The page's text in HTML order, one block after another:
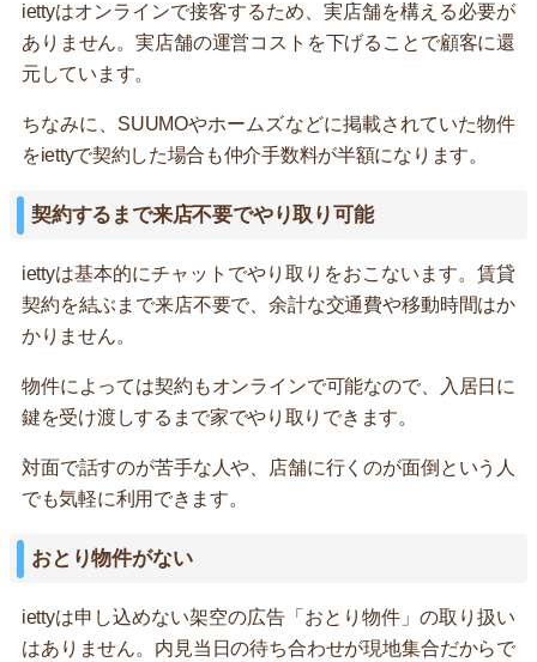
iettyはオンラインで接客するため、実店舗を構える必要が
ありません。実店舗の運営コストを下げることで顧客に還
元しています。
ちなみに、SUUMOやホームズなどに掲載されていた物件
をiettyで契約した場合も仲介手数料が半額になります。
契約するまで来店不要でやり取り可能
iettyは基本的にチャットでやり取りをおこないます。賃貸
契約を結ぶまで来店不要で、余計な交通費や移動時間はか
かりません。
物件によっては契約もオンラインで可能なので、入居日に
鍵を受け渡しするまで家でやり取りできます。
対面で話すのが苦手な人や、店舗に行くのが面倒という人
でも気軽に利用できます。
おとり物件がない
iettyは申し込めない架空の広告「おとり物件」の取り扱い
はありません。内見当日の待ち合わせが現地集合だからで